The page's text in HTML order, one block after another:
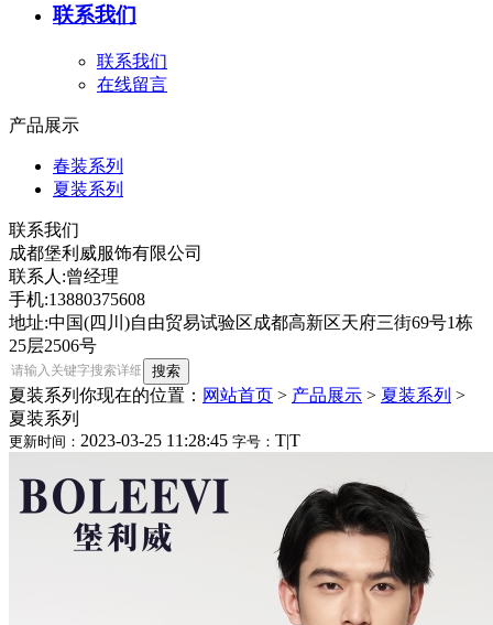
联系我们
联系我们
在线留言
产品展示
春装系列
夏装系列
联系我们
成都堡利威服饰有限公司
联系人:曾经理
手机:13880375608
地址:中国(四川)自由贸易试验区成都高新区天府三街69号1栋
25层2506号
夏装系列 你现在的位置： 网站首页 > 产品展示 > 夏装系列 >
夏装系列
更新时间： 2023-03-25 11:28:45 字号： T|T